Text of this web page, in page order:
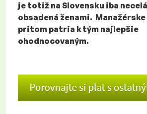
je totiž na Slovensku iba
obsadená ženami.
pritom patria k tým najlepšie
ohodnocovaným.